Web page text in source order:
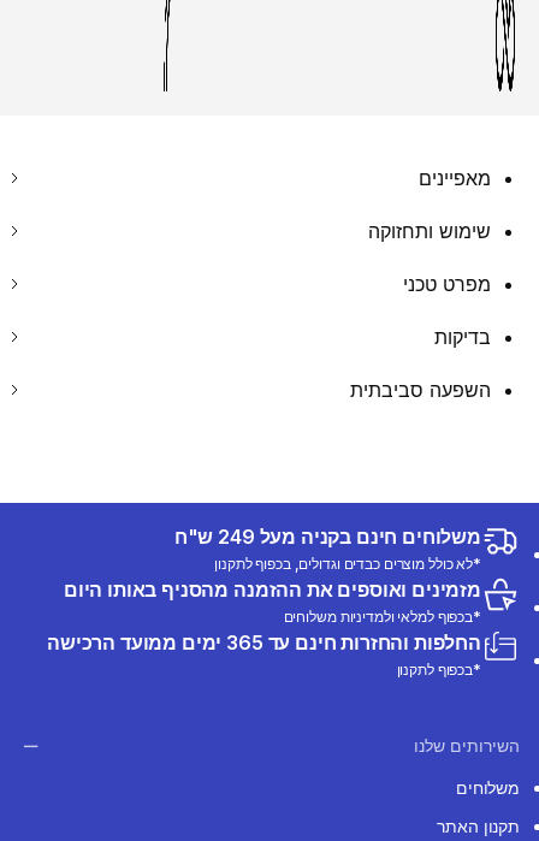
מאפיינים
שימוש ותחזוקה
מפרט טכני
בדיקות
השפעה סביבתית
משלוחים חינם בקניה מעל 249 ש"ח
*לא כולל מוצרים כבדים וגדולים, בכפוף לתקנון
מזמינים ואוספים את ההזמנה מהסניף באותו היום
*בכפוף למלאי ולמדיניות משלוחים
החלפות והחזרות חינם עד 365 ימים ממועד הרכישה
*בכפוף לתקנון
השירותים שלנו
משלוחים
תקנון האתר